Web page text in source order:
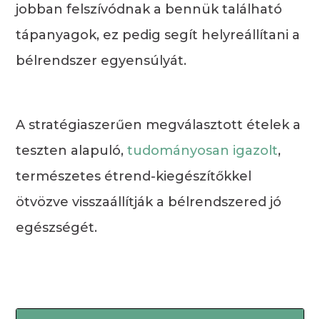
jobban felszívódnak a bennük található
tápanyagok, ez pedig segít helyreállítani a
bélrendszer egyensúlyát.
A stratégiaszerűen megválasztott ételek a
teszten alapuló,tudományosan igazolt,
természetes étrend-kiegészítőkkel
ötvözve visszaállítják a bélrendszered jó
egészségét.